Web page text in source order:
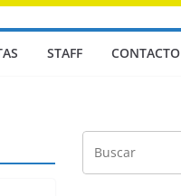
STAFF CONTACTO